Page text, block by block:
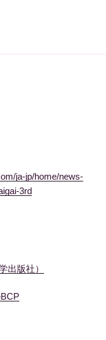
ja-jp/home/news-
3rd
出版社）